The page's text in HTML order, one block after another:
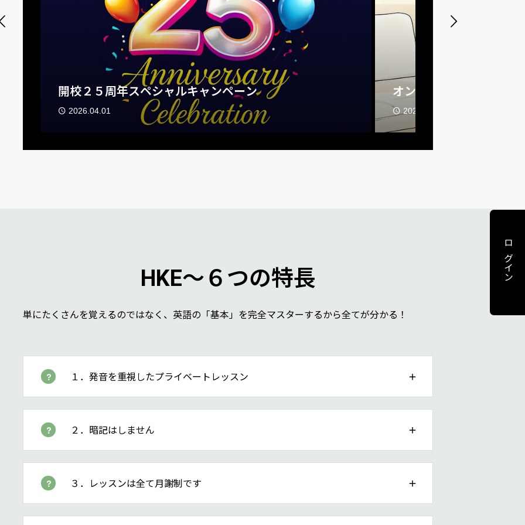
オンラインレッスン受付中！
2026.04.27
HKE～６つの特長
単にたくさんを覚えるのではなく、英語の「基本」を完全マスターするから全てが分かる！
１．発音を重視したプライベートレッスン
２．暗記はしません
３．レッスンは全て月謝制です
ログイン